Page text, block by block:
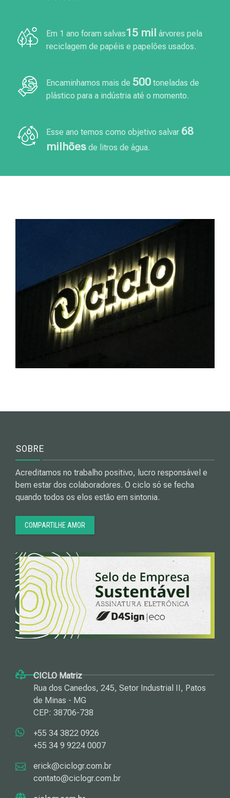
Em 1 ano foram salvas15 mil árvores pela
reciclagem de papéis e papelões usados.
Encaminhamos mais de 500 toneladas de
plástico para a indústria até o momento.
Esse ano temos como objetivo salvar 68
milhões de litros de água.
SOBRE
Acreditamos no trabalho positivo, lucro responsável e
bem estar dos colaboradores. O ciclo só se fecha
quando todos os elos estão em sintonia.
COMPARTILHE AMOR
CICLO Matriz
Rua dos Canedos, 245, Setor Industrial II, Patos
de Minas - MG
CEP: 38706-738
+55 34 3822 0926
+55 34 9 9224 0007
erick@ciclogr.com.br
contato@ciclogr.com.br